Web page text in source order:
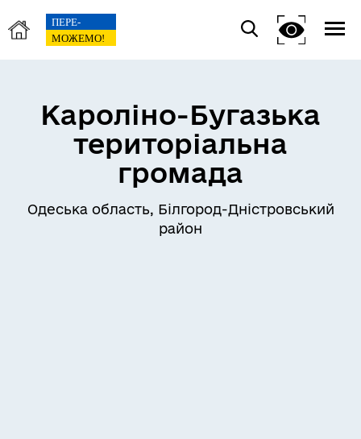
Кароліно-Бугазька
територіальна
громада
Одеська область, Білгород-Дністровський
район